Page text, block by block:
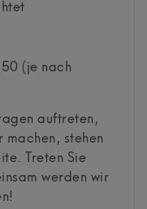
(je nach
auftreten,
stehen
Treten Sie
werden wir